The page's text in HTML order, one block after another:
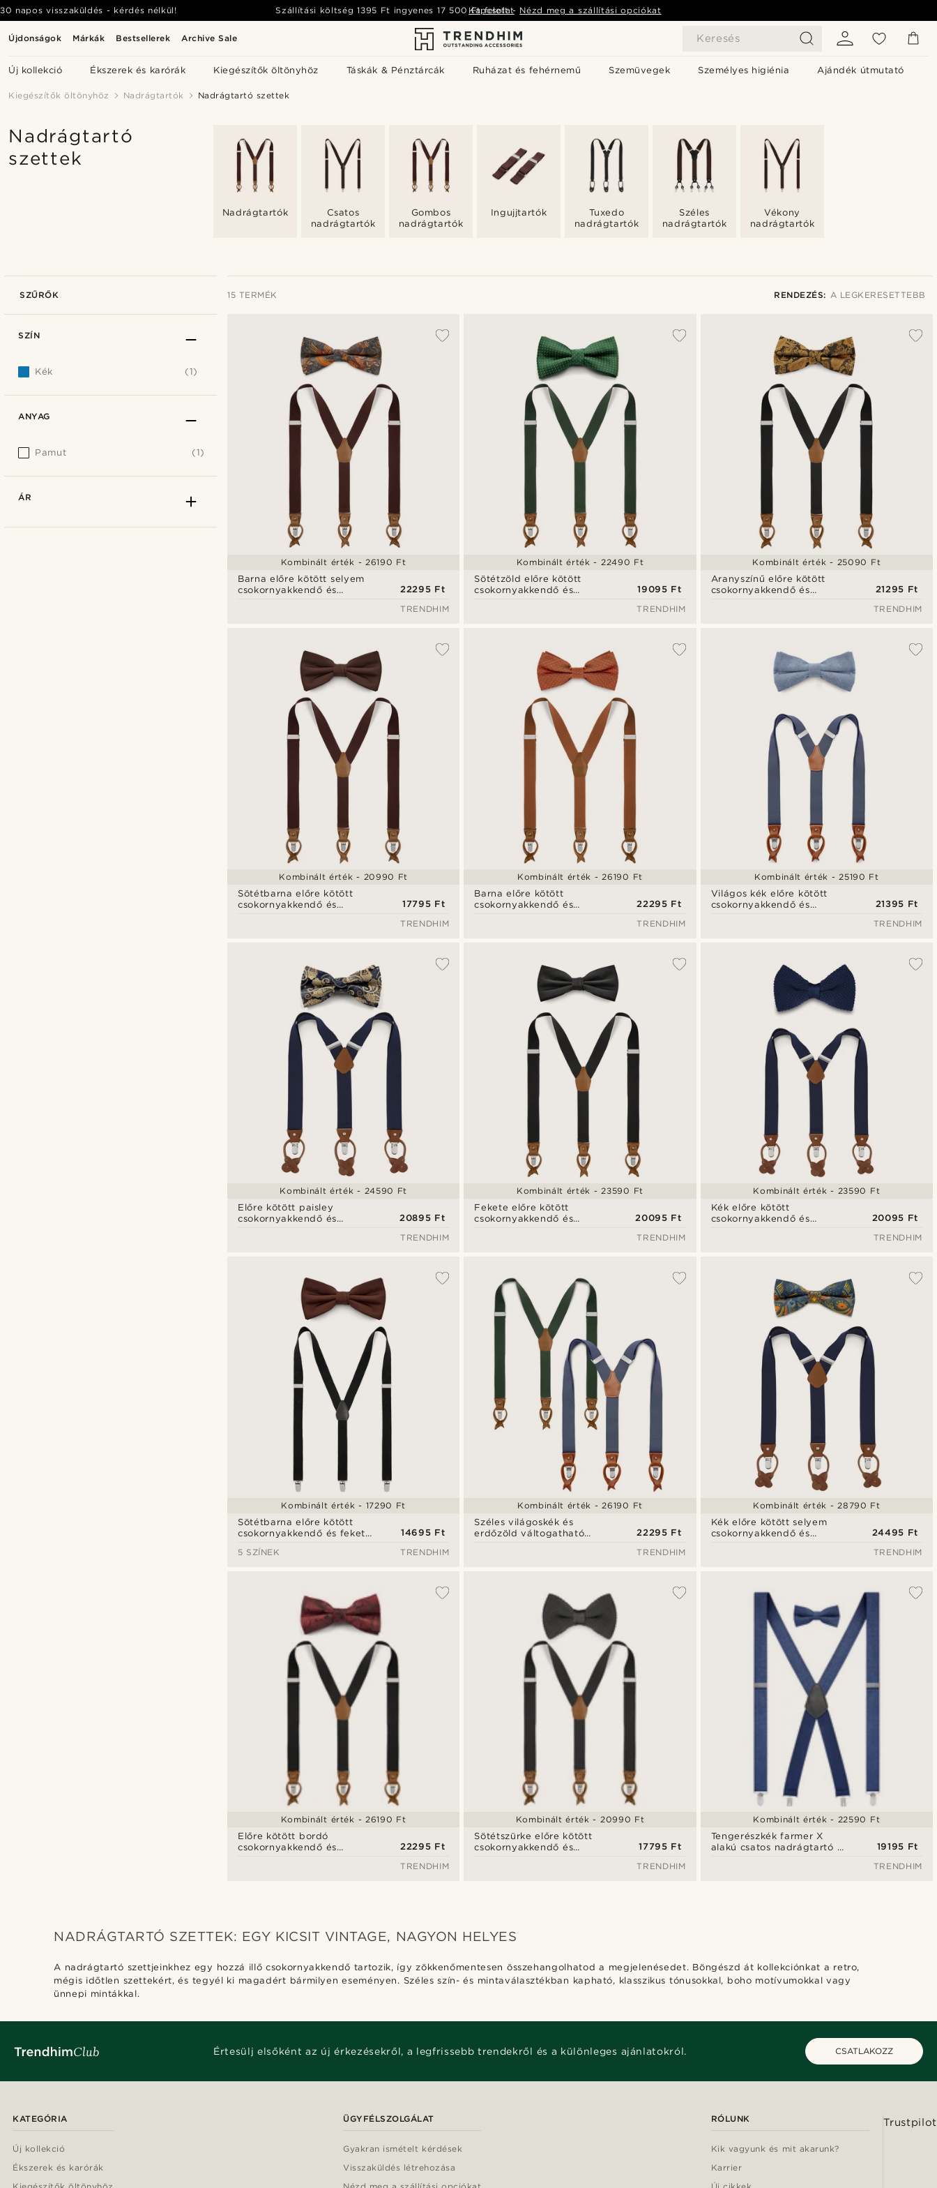
Újdonságok Márkák Bestsellerek Archive Sale Keresés
Új kollekció Ékszerek és karórák Kiegészítők öltönyhöz Táskák & Pénztárcák Ruházat és fehérnemű Szemüvegek Személyes higiénia Ajándék útmutató
30 napos visszaküldés - kérdés nélkül! Szállítási költség1395 Ft ingyenes 17 500 Ft felett- Nézd meg a szállítási opciókat
Kapcsolat
Kiegészítők öltönyhöz Nadrágtartók Nadrágtartó szettek
Nadrágtartó
szettek
Nadrágtartók
Csatos
nadrágtartók
Gombos
nadrágtartók
Ingujjtartók
Tuxedo
nadrágtartók
Széles
nadrágtartók
Vékony
nadrágtartók
SZŰRŐK 15 TERMÉK RENDEZÉS: A LEGKERESETTEBB
Legfrissebb
Legalacsonyabb ár
Legmagasabb ár
Barna előre kötött selyem
csokornyakkendő és
22295 Ft
Kombinált érték - 26190 Ft
TRENDHIM
Sötétzöld előre kötött
csokornyakkendő és
19095 Ft
Kombinált érték - 22490 Ft
TRENDHIM
Aranyszínű előre kötött
csokornyakkendő és
21295 Ft
Kombinált érték - 25090 Ft
TRENDHIM
Sötétbarna előre kötött
csokornyakkendő és
17795 Ft
Kombinált érték - 20990 Ft
TRENDHIM
Barna előre kötött
csokornyakkendő és
22295 Ft
Kombinált érték - 26190 Ft
TRENDHIM
Világos kék előre kötött
csokornyakkendő és
21395 Ft
Kombinált érték - 25190 Ft
TRENDHIM
Előre kötött paisley
csokornyakkendő és
20895 Ft
Kombinált érték - 24590 Ft
TRENDHIM
Fekete előre kötött
csokornyakkendő és
20095 Ft
Kombinált érték - 23590 Ft
TRENDHIM
Kék előre kötött
csokornyakkendő és
20095 Ft
Kombinált érték - 23590 Ft
TRENDHIM
Sötétbarna előre kötött
csokornyakkendő és fekete
14695 Ft
Kombinált érték - 17290 Ft
5 SZÍNEK TRENDHIM
Széles világoskék és
erdőzöld váltogatható
22295 Ft
Kombinált érték - 26190 Ft
TRENDHIM
Kék előre kötött selyem
csokornyakkendő és
24495 Ft
Kombinált érték - 28790 Ft
TRENDHIM
Előre kötött bordó
csokornyakkendő és
22295 Ft
Kombinált érték - 26190 Ft
TRENDHIM
Sötétszürke előre kötött
csokornyakkendő és
17795 Ft
Kombinált érték - 20990 Ft
TRENDHIM
Tengerészkék farmer X
alakú csatos nadrágtartó &
19195 Ft
Kombinált érték - 22590 Ft
TRENDHIM
SZÍN
Kék (1)
ANYAG
Pamut (1)
ÁR
NADRÁGTARTÓ SZETTEK: EGY KICSIT VINTAGE, NAGYON HELYES
A nadrágtartó szettjeinkhez egy hozzá illő csokornyakkendő tartozik, így zökkenőmentesen összehangolhatod a megjelenésedet. Böngészd át kollekciónkat a retro,
mégis időtlen szettekért, és tegyél ki magadért bármilyen eseményen. Széles szín- és mintaválasztékban kapható, klasszikus tónusokkal, boho motívumokkal vagy
ünnepi mintákkal.
Értesülj elsőként az új érkezésekről, a legfrissebb trendekről és a különleges ajánlatokról. CSATLAKOZZ
KATEGÓRIA
Új kollekció
Ékszerek és karórák
ÜGYFÉLSZOLGÁLAT
Gyakran ismételt kérdések
Visszaküldés létrehozása
RÓLUNK
Kik vagyunk és mit akarunk?
Karrier
Trustpilot